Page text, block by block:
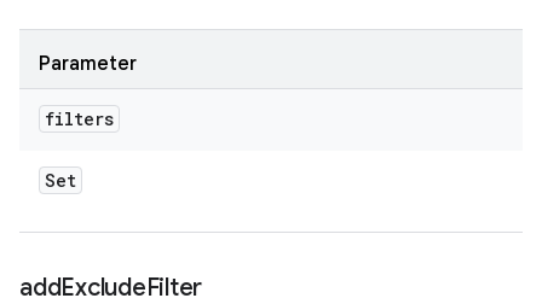
Parameter
filters
Set
addExcludeFilter